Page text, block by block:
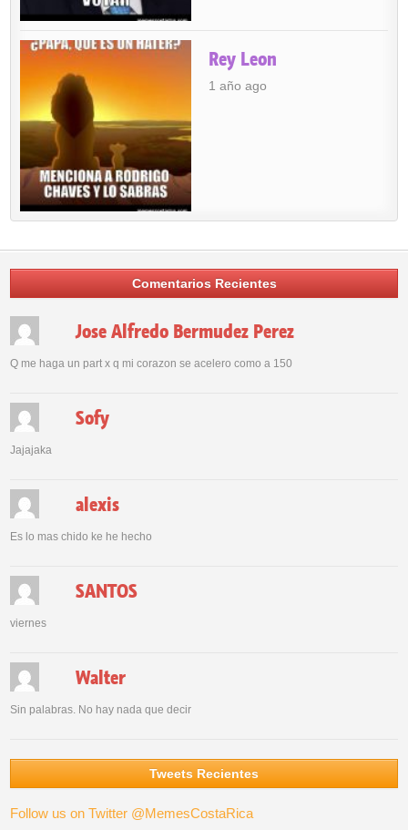
Rey Leon
1 año ago
Comentarios Recientes
Jose Alfredo Bermudez Perez
Q me haga un part x q mi corazon se acelero como a 150
Sofy
Jajajaka
alexis
Es lo mas chido ke he hecho
SANTOS
viernes
Walter
Sin palabras. No hay nada que decir
Tweets Recientes
Follow us on Twitter @MemesCostaRica